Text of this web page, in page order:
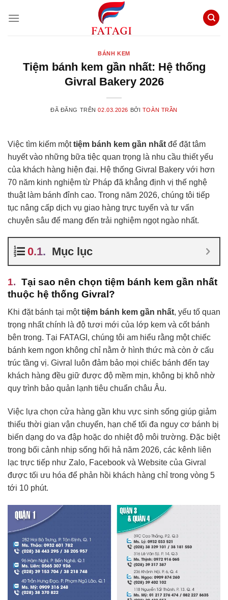
đến
BÁNH KEM
Tiệm bánh kem gần nhất: Hệ thống
Givral Bakery 2026
ĐÃ ĐĂNG TRÊN02.03.2026 BỞI TOÀN TRẦN
Việc tìm kiếm mộttiệm bánh kem gần nhất để đặt tâm
huyết vào những bữa tiệc quan trọng là nhu cầu thiết yếu
của khách hàng hiện đại. Hệ thống Givral Bakery với hơn
70 năm kinh nghiệm từ Pháp đã khẳng định vị thế nghệ
thuật làm bánh đỉnh cao. Trong năm 2026, chúng tôi tiếp
tục nâng cấp dịch vụ giao hàng trực tuyến và tư vấn
chuyên sâu để mang đến trải nghiệm ngọt ngào nhất.
Mục lục
Tại sao nên chọn tiệm bánh kem gần nhất
thuộc hệ thống Givral?
Khi đặt bánh tại mộttiệm bánh kem gần nhất, yếu tố quan
trọng nhất chính là độ tươi mới của lớp kem và cốt bánh
bên trong. Tại FATAGI, chúng tôi am hiểu rằng một chiếc
bánh kem ngon không chỉ nằm ở hình thức mà còn ở cấu
trúc tầng vị. Givral luôn đảm bảo mọi chiếc bánh đến tay
khách hàng đều giữ được độ mềm mịn, không bị khô nhờ
quy trình bảo quản lạnh tiêu chuẩn châu Âu.
Việc lựa chọn cửa hàng gần khu vực sinh sống giúp giảm
thiểu thời gian vận chuyển, hạn chế tối đa nguy cơ bánh bị
biến dạng do va đập hoặc do nhiệt độ môi trường. Đặc biệt
trong bối cảnh nhịp sống hối hả năm 2026, các kênh liên
lạc trực tiếp như Zalo, Facebook và Website của Givral
được tối ưu hóa để phản hồi khách hàng chỉ trong vòng 5
tới 10 phút.